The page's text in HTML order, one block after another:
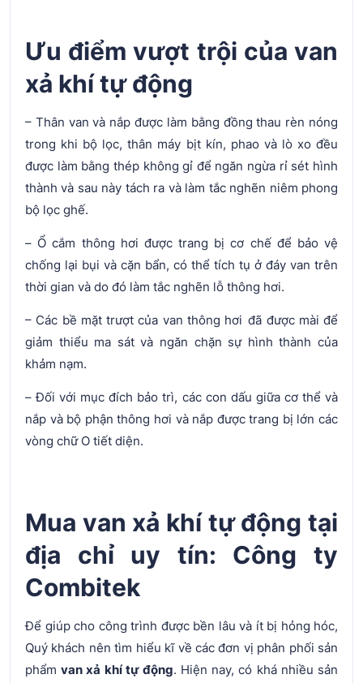
Ưu điểm vượt trội của van
xả khí tự động
– Thân van và nắp được làm bằng đồng thau rèn nóng
trong khi bộ lọc, thân máy bịt kín, phao và lò xo đều
được làm bằng thép không gỉ để ngăn ngừa rỉ sét hình
thành và sau này tách ra và làm tắc nghẽn niêm phong
bộ lọc ghế.
– Ổ cắm thông hơi được trang bị cơ chế để bảo vệ
chống lại bụi và cặn bẩn, có thể tích tụ ở đáy van trên
thời gian và do đó làm tắc nghẽn lỗ thông hơi.
– Các bề mặt trượt của van thông hơi đã được mài để
giảm thiểu ma sát và ngăn chặn sự hình thành của
khảm nạm.
– Đối với mục đích bảo trì, các con dấu giữa cơ thể và
nắp và bộ phận thông hơi và nắp được trang bị lớn các
vòng chữ O tiết diện.
Mua van xả khí tự động tại
địa chỉ uy tín: Công ty
Combitek
Để giúp cho công trình được bền lâu và ít bị hỏng hóc,
Quý khách nên tìm hiểu kĩ về các đơn vị phân phối sản
phẩmvan xả khí tự động. Hiện nay, có khá nhiều sản